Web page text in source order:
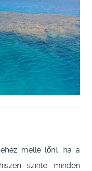
mellé lőni, ha a
szinte minden